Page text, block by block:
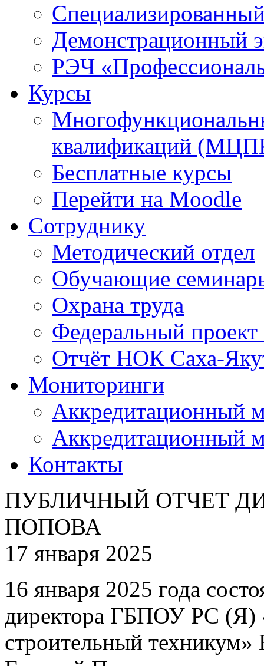
Демонстрационный
РЭЧ
Курсы
квалификаций
Бесплатные курсы
Перейти на Moodle
Сотруднику
Методический отдел
Обучающие
Охрана труда
Федеральный
Отчёт НОК Саха-
Мониторинги
Аккредитационный
Аккредитационный
Контакты
ПУБЛИЧНЫЙ ОТЧЕТ
ПОПОВА
17 января 2025
16 января 2025 года
директора ГБПОУ РС (Я)
строительный техникум»